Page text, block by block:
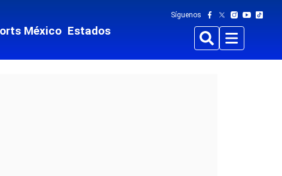
México Estados
Síguenos
BuscarMenu